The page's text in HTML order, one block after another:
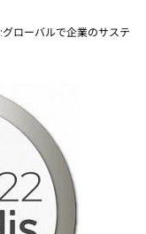
:グローバルで企業のサステ